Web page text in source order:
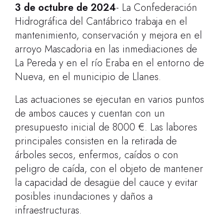
3 de octubre de 2024- La Confederación
Hidrográfica del Cantábrico trabaja en el
mantenimiento, conservación y mejora en el
arroyo Mascadoria en las inmediaciones de
La Pereda y en el río Eraba en el entorno de
Nueva, en el municipio de Llanes.
Las actuaciones se ejecutan en varios puntos
de ambos cauces y cuentan con un
presupuesto inicial de 8000 €. Las labores
principales consisten en la retirada de
árboles secos, enfermos, caídos o con
peligro de caída, con el objeto de mantener
la capacidad de desagüe del cauce y evitar
posibles inundaciones y daños a
infraestructuras.